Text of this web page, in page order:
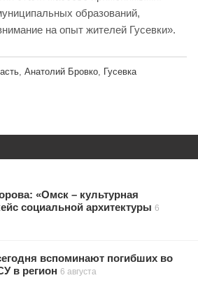
образований,
на опыт жителей Гусевки».
Анатолий Бровко Гусевка
«Омск – культурная
социальной архитектуры 6
вспоминают погибших во
в регион 6 августа